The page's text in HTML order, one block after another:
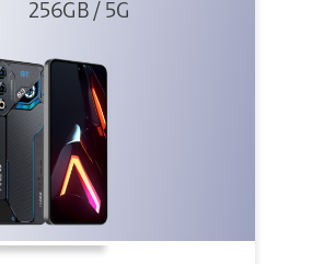
Gris
256GB / 5G